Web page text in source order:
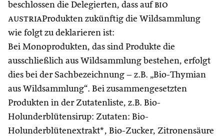
beschlossen die Delegierten, dass aufbio
austriaProdukten zukünftig die Wildsammlung
wie folgt zu deklarieren ist:
Bei Monoprodukten, das sind Produkte die
ausschließlich aus Wildsammlung bestehen, erfolgt
dies bei der Sachbezeichnung – z.B. „Bio-Thymian
aus Wildsammlung“. Bei zusammengesetzten
Produkten in der Zutatenliste, z.B. Bio-
Holunderblütensirup: Zutaten: Bio-
Holunderblütenextrakt*, Bio-Zucker, Zitronensäure